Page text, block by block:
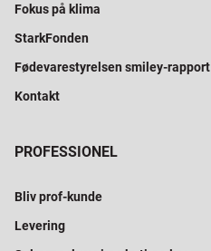
Fokus på klima
StarkFonden
Fødevarestyrelsen smiley-rapport
Kontakt
PROFESSIONEL
Bliv prof-kunde
Levering